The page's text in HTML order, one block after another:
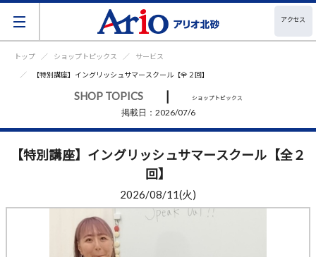
アクセス
トップ ショップトピックス
サービス
【特別講座】イングリッシュサマースクール【全２回】
SHOP TOPICS | ショップトピックス
掲載日：2026/07/6
【特別講座】イングリッシュサマースクール【全２
回】
2026/08/11(火)